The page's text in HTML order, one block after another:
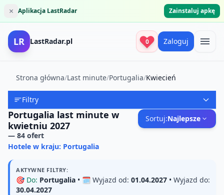
× Aplikacja LastRadar Zainstaluj apkę
LR LastRadar.pl 0 Zaloguj
Strona główna/Last minute/Portugalia/Kwiecień
Filtry
Portugalia last minute w
kwietniu 2027
— 84 ofert
Sortuj:Najlepsze
Hotele w kraju: Portugalia
AKTYWNE FILTRY:
🎯 Do: Portugalia • 🗓️ Wyjazd od: 01.04.2027 • Wyjazd do:
30.04.2027